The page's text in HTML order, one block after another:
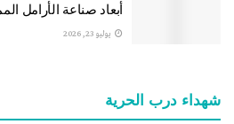
أبعاد صناعة الأرامل
يوليو 23, 2026
شهداء درب الحرية